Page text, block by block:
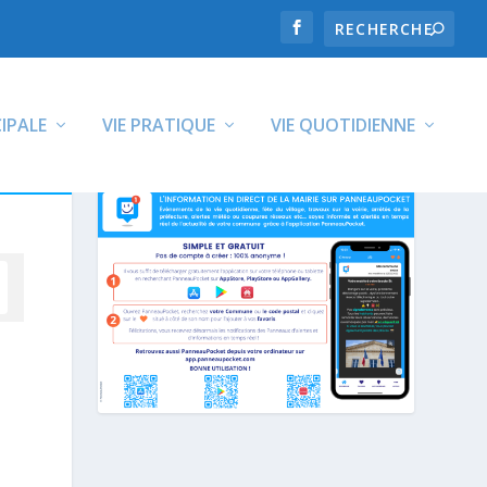
VIE PRATIQUE VIE QUOTIDIENNE